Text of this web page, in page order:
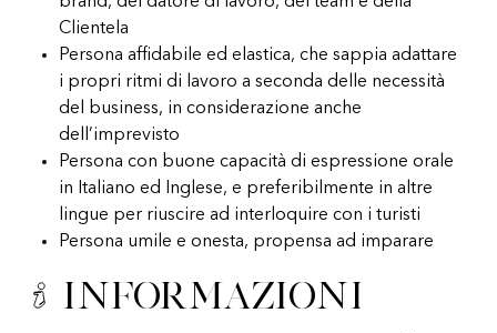
Clientela
Persona affidabile ed elastica, che sappia adattare
i propri ritmi di lavoro a seconda delle necessità
del business, in considerazione anche
dell’imprevisto
Persona con buone capacità di espressione orale
in Italiano ed Inglese, e preferibilmente in altre
lingue per riuscire ad interloquire con i turisti
Persona umile e onesta, propensa ad imparare
Informazioni